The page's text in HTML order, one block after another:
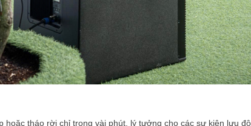
hoặc tháo rời chỉ trong vài phút, lý tưởng cho các sự kiện lưu